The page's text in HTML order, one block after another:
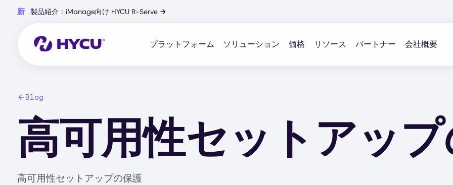
新 製品紹介：iManage向け HYCU R-Serve →
プラットフォーム ソリューション 価格 リソース パートナー 会社概要
Blog
高可用性セットアッ
高可用性セットアップの保護